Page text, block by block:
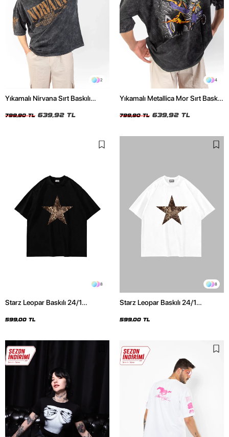
2
Yıkamalı Nirvana Sırt Baskılı
799,90 TL 639,92 TL
4
Yıkamalı Metallica Mor Sırt Baskılı
799,90 TL 639,92 TL
8
Starz Leopar Baskılı 24/1
599,00 TL
8
Starz Leopar Baskılı 24/1
599,00 TL